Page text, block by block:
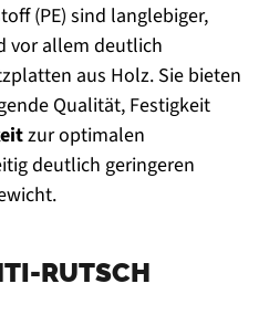
(PE) sind langlebiger,
vor allem deutlich
aus Holz. Sie bieten
Qualität, Festigkeit
zur optimalen
deutlich geringeren
RUTSCH